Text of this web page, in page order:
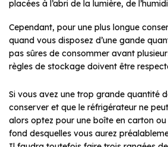
placées à l’abri de la lumière, de
Cependant, pour une plus longue
quand vous disposez d’une gande
pas sûres de consommer avant
règles de stockage doivent être
Si vous avez une trop grande quantité
conserver et que le réfrigérateur ne
alors optez pour une boîte en carton
fond desquelles vous aurez